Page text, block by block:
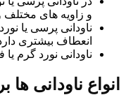
و زاویه های
ناودانی پرسی یا
انعطاف بیشتری
ناودانی نورد گرم یا
انواع ناودانی